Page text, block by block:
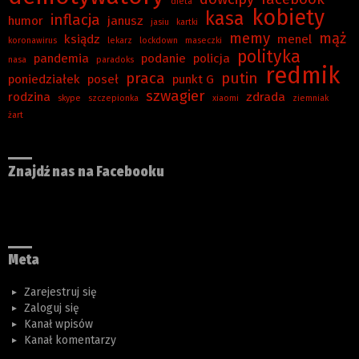
humor inflacja janusz jasiu kartki kasa kobiety
koronawirus ksiądz lekarz lockdown maseczki memy menel mąż
nasa pandemia paradoks podanie policja polityka
poniedziałek poseł praca punkt G putin redmik
rodzina skype szczepionka szwagier xiaomi zdrada
ziemniak
żart
Znajdź nas na Facebooku
Meta
Zarejestruj się
Zaloguj się
Kanał wpisów
Kanał komentarzy